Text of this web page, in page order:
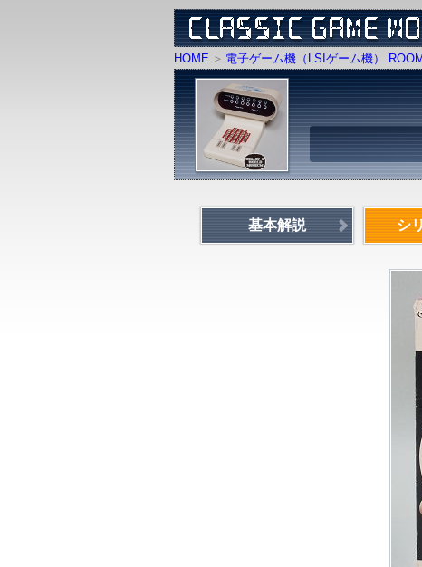
HOME 電子ゲーム機（LSIゲーム機） ROOM
基本解説 シ